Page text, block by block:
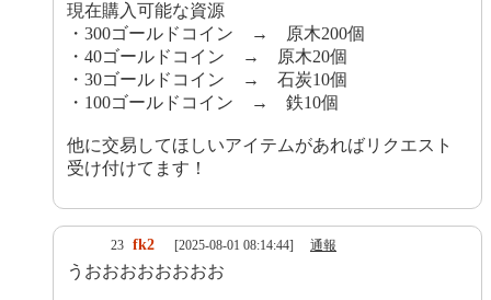
現在購入可能な資源
・300ゴールドコイン → 原木200個
・40ゴールドコイン → 原木20個
・30ゴールドコイン → 石炭10個
・100ゴールドコイン → 鉄10個
他に交易してほしいアイテムがあればリクエスト
受け付けてます！
23 fk2 [2025-08-01 08:14:44] 通報
うおおおおおおおお